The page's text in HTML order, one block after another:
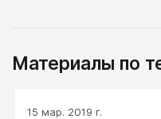
Материалы по
15 мар. 2019 г.